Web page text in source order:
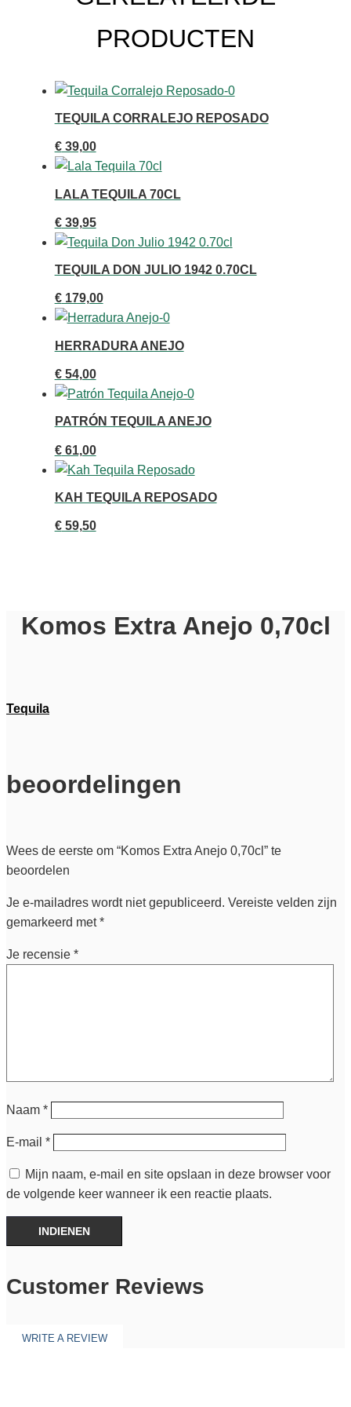
PRODUCTEN
TEQUILA CORRALEJO REPOSADO
€39,00
LALA TEQUILA 70CL
€39,95
TEQUILA DON JULIO 1942 0.70CL
€179,00
HERRADURA ANEJO
€54,00
PATRÓN TEQUILA ANEJO
€61,00
KAH TEQUILA REPOSADO
€59,50
Komos Extra Anejo 0,70cl
Tequila
beoordelingen
Wees de eerste om “Komos Extra Anejo 0,70cl” te
beoordelen
Je e-mailadres wordt niet gepubliceerd. Vereiste velden zijn
gemarkeerd met*
Je recensie *
Naam *
E-mail *
Mijn naam, e-mail en site opslaan in deze browser voor
de volgende keer wanneer ik een reactie plaats.
INDIENEN
Customer Reviews
WRITE A REVIEW